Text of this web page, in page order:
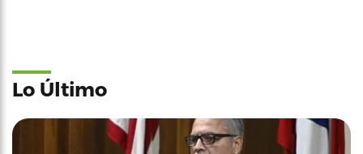
Lo Último